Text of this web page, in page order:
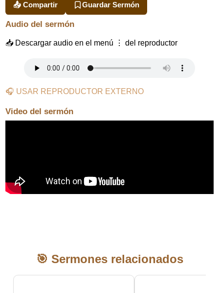
📤 Compartir Guardar Sermón
Audio del sermón
📥 Descargar audio en el menú ⋮ del reproductor
🎧 USAR REPRODUCTOR EXTERNO
Video del sermón
🎯 Sermones relacionados